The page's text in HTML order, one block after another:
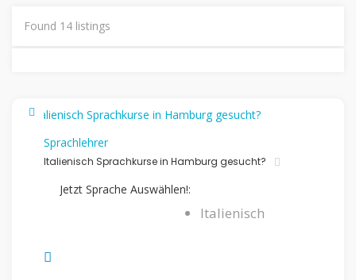
Found 14 listings
Sprachlehrer
Italienisch Sprachkurse in Hamburg gesucht?
Jetzt Sprache Auswählen!:
Italienisch